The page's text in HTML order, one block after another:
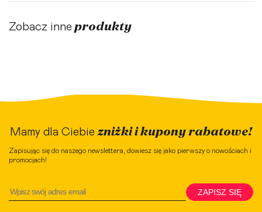
Zobacz inne produkty
Mamy dla Ciebie zniżki i kupony rabatowe!
Zapisując się do naszego newslettera, dowiesz się jako pierwszy o nowościach i
promocjach!
ZAPISZ SIĘ